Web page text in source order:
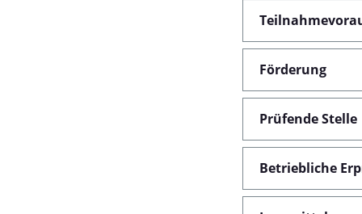
Förderung
Prüfende Stelle
Betriebliche